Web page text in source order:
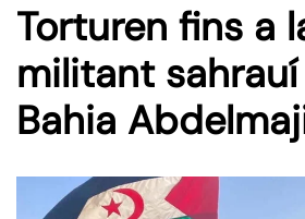
Torturen fins a
militant
Bahia